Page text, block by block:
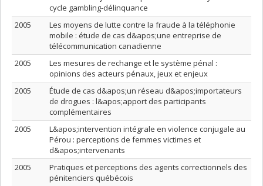
cycle gambling-délinquance
2005
Les moyens de lutte contre la fraude à la téléphonie
mobile : étude de cas d&apos;une entreprise de
télécommunication canadienne
2005
Les mesures de rechange et le système pénal :
opinions des acteurs pénaux, jeux et enjeux
2005
Étude de cas d&apos;un réseau d&apos;importateurs
de drogues : l&apos;apport des participants
complémentaires
2005
L&apos;intervention intégrale en violence conjugale au
Pérou : perceptions de femmes victimes et
d&apos;intervenants
2005
Pratiques et perceptions des agents correctionnels des
pénitenciers québécois